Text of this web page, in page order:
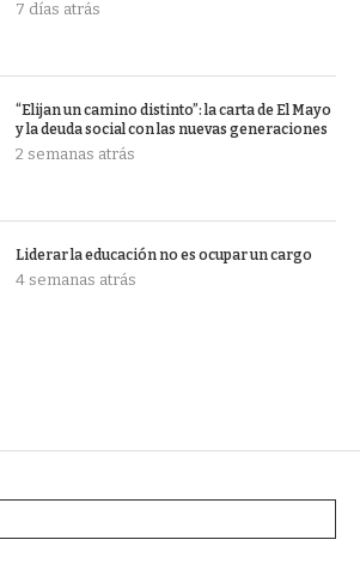
7 días atrás
“Elijan un camino distinto”: la carta de El Mayo
y la deuda social con las nuevas generaciones
2 semanas atrás
Liderar la educación no es ocupar un cargo
4 semanas atrás